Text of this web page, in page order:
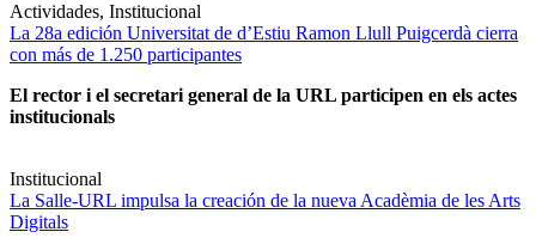
Actividades, Institucional
La 28a edición Universitat de d’Estiu Ramon Llull Puigcerdà cierra
con más de 1.250 participantes
El rector i el secretari general de la URL participen en els actes
institucionals
Institucional
La Salle-URL impulsa la creación de la nueva Acadèmia de les Arts
Digitals